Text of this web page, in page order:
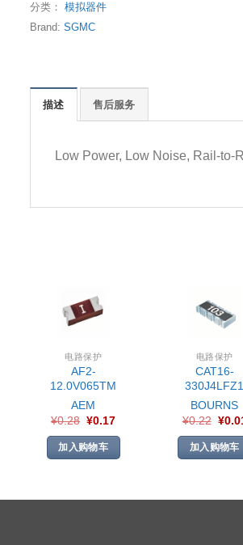
分类： 模拟器件
Brand: SGMC
描述 售后服务
Low Power, Low Noise, Rail-to-
电路保护
AF2-
12.0V065TM
AEM
¥0.28 ¥0.17
加入购物车
电路保护
CAT16-
330J4LFZ1
BOURNS
¥0.22 ¥
加入购物车